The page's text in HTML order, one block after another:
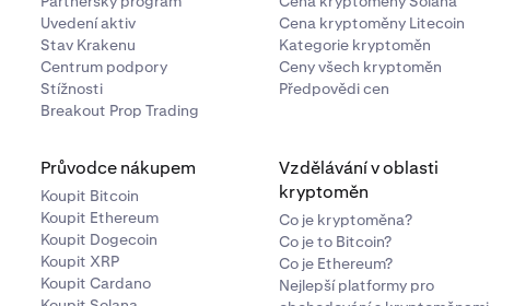
Uvedení aktiv
Stav Krakenu
Centrum podpory
Stížnosti
Breakout Prop Trading
Cena kryptoměny Litecoin
Kategorie kryptoměn
Ceny všech kryptoměn
Předpovědi cen
Průvodce nákupem
Koupit Bitcoin
Koupit Ethereum
Koupit Dogecoin
Koupit XRP
Koupit Cardano
Vzdělávání v oblasti
kryptoměn
Co je kryptoměna?
Co je to Bitcoin?
Co je Ethereum?
Nejlepší platformy pro